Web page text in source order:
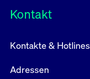
Kontakt
Kontakte & Hotlines
Adressen